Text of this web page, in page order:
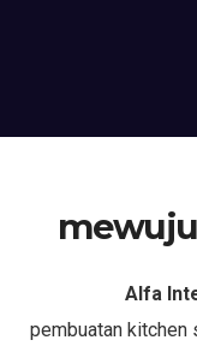
Alfa
pembuatan kitchen